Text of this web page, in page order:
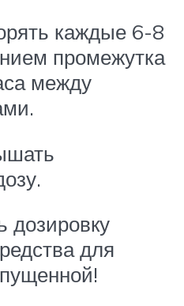
каждые 6-8
промежутка
между
дозировку
для